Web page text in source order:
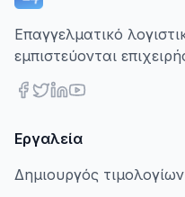
Επαγγελματικό
εμπιστεύονται
Εργαλεία
Δημιουργός τιμολογίων